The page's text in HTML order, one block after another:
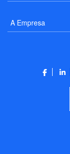
A Empresa